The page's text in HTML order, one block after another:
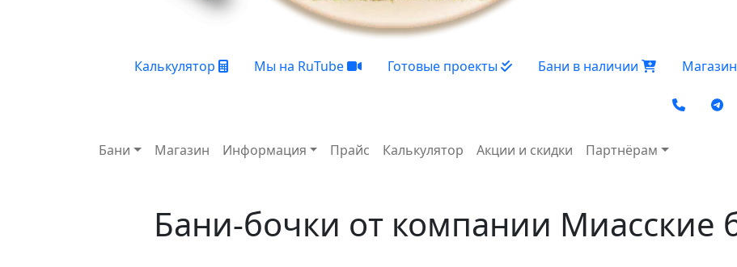
Плашки
Калькулятор Мы на RuTube Готовые проекты Бани в наличии Магазин
Social
Основная навигация
Бани Магазин Информация Прайс Калькулятор Акции и скидки Партнёрам
Бани-бочки от компании Миасские